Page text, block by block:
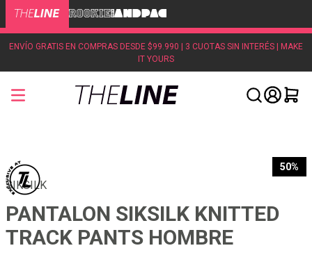
ENVÍO GRATIS EN COMPRAS DESDE $99.990 | 3 CUOTAS SIN INTERÉS | MAKE
IT YOURS
50%
SIKSILK
PANTALON SIKSILK KNITTED
TRACK PANTS HOMBRE